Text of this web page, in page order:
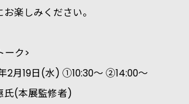
楽しみください。
ーク>
2月19日(水) ①10:30～ ②14:00～
(本展監修者)